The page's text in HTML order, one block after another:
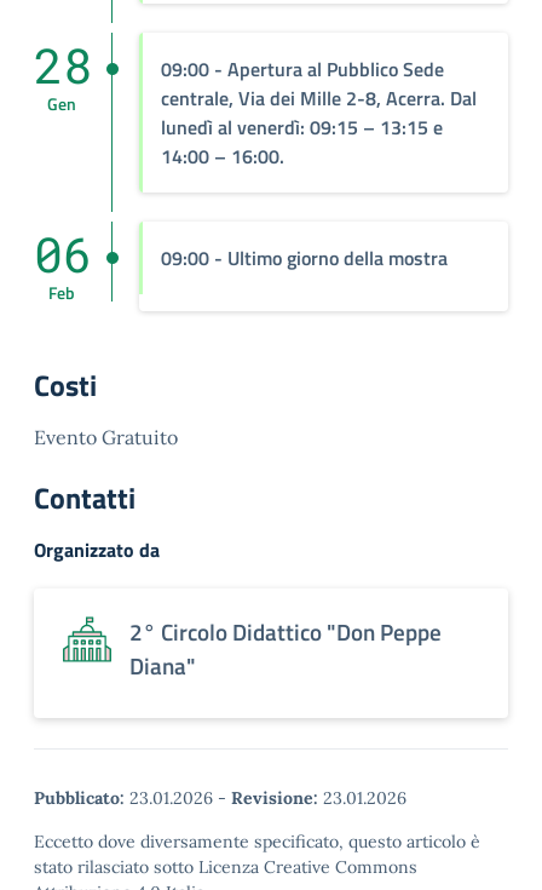
28
Gen
09:00 - Apertura al Pubblico Sede
centrale, Via dei Mille 2-8, Acerra. Dal
lunedì al venerdì: 09:15 – 13:15 e
14:00 – 16:00.
06
Feb
09:00 - Ultimo giorno della mostra
Costi
Evento Gratuito
Contatti
Organizzato da
2° Circolo Didattico "Don Peppe
Diana"
Pubblicato: 23.01.2026 - Revisione: 23.01.2026
Eccetto dove diversamente specificato, questo articolo è
stato rilasciato sotto Licenza Creative Commons